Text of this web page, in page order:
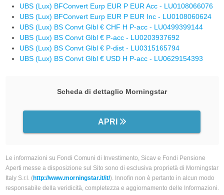
UBS (Lux) BFConvert Eurp EUR P EUR Acc - LU0108066076
UBS (Lux) BFConvert Eurp EUR P EUR Inc - LU0108060624
UBS (Lux) BS Convt Glbl € CHF H P-acc - LU0499399144
UBS (Lux) BS Convt Glbl € P-acc - LU0203937692
UBS (Lux) BS Convt Glbl € P-dist - LU0315165794
UBS (Lux) BS Convt Glbl € USD H P-acc - LU0629154393
Scheda di dettaglio Morningstar
APRI
Le informazioni su Fondi Comuni di Investimento, Sicav e Fondi Pensione
Aperti messe a disposizione sul Sito sono di esclusiva proprietà di Morningstar
Italy S.r.l. (http://www.morningstar.it/it/). Innofin non è pertanto in alcun modo
responsabile della veridicità, completezza e aggiornamento delle Informazioni.